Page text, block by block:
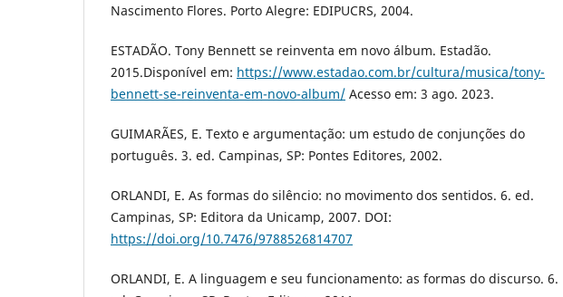
Nascimento Flores. Porto Alegre: EDIPUCRS, 2004.
ESTADÃO. Tony Bennett se reinventa em novo álbum. Estadão.
2015.Disponível em: https://www.estadao.com.br/cultura/musica/tony-
bennett-se-reinventa-em-novo-album/ Acesso em: 3 ago. 2023.
GUIMARÃES, E. Texto e argumentação: um estudo de conjunções do
português. 3. ed. Campinas, SP: Pontes Editores, 2002.
ORLANDI, E. As formas do silêncio: no movimento dos sentidos. 6. ed.
Campinas, SP: Editora da Unicamp, 2007. DOI:
https://doi.org/10.7476/9788526814707
ORLANDI, E. A linguagem e seu funcionamento: as formas do discurso. 6.